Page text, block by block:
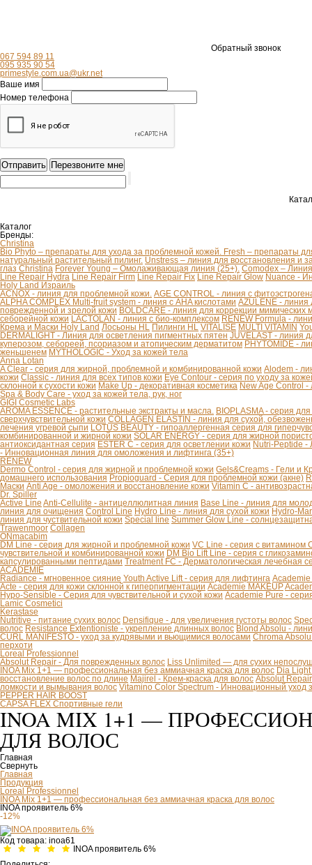
Обратный звонок
067 594 89 11
095 935 90 54
primestyle.com.ua@ukr.net
Ваше имя
Номер телефона
Каталог
Бренды:
Christina
Bio Phyto – препараты для ухода за проблемной кожей. Fresh – препараты
натуральный растительный пилинг. Unstress – линия для восстановления и
глаз Christina Forever Young – Омолаживающая линия (25+). Comodex –
Line Repair Hydra Line Repair Firm Line Repair Fix Line Repair Glow Nuance -
Holy Land Израиль
ACNOX - линия для проблемной кожи. AGE CONTROL - линия с
ALPHA COMPLEX Multi-fruit system - линия с AHA кислотами AZULENE - линия
поврежденной и зрелой кожи BOLDCARE - линия для коррекции мимических
себорейной кожи LACTOLAN - линия с био-комплексом RENEW Formula -
Крема и Маски Holy Land Лосьоны HL Пилинги HL VITALISE MULTI VITAMIN
DERMALIGHT - Линия для осветления пигментных пятен JUVELAST - линия
куперозом, себореей, псориазом и атопическим дерматитом PHYTOMIDE -
женьшенем MYTHOLOGIC - Уход за кожей тела
Anna Lotan
A Clear - серия для жирной, проблемной и комбинированной кожи Alodem -
кожи Classic - линия для всех типов кожи Eye Contour - серия по уходу за
склонной к сухости кожи Make Up - декоративная косметика New Age Control
Spa & Body Care - уход за кожей тела, рук, ног
GIGI Cosmetic Labs
AROMA ESSENCE - растительные экстракты и масла. BIOPLASMA - серия
сверхчувствительной кожи COLLAGEN ELASTIN - линия для сухой,
лечения угревой сыпи LOTUS BEAUTY - гипоаллергенная серия для
комбинированной и жирной кожи SOLAR ENERGY - серия для жирной
антиоксидантная серия ESTER C - серия для осветлении кожи Nutri-Peptide -
- Инновационная линия для омоложения и лифтинга (35+)
RENEW
Dermo Control - серия для жирной и проблемной кожи Gels&Creams - Гели и
домашнего использования Propioguard - Серия для проблемной кожи (акне)
Маски Anti Age - омоложения и восстановление кожи Vitamin C -
Dr. Spiller
Active Line Anti-Cellulite - антицеллюлитная линия Base Line - линия для
линия для очищения Control Line Hydro Line - линия для сухой кожи Hydro-
линия для чуствительной кожи Special line Summer Glow Line -
Trawenmoor Collagen
ONmacabim
DM Line - серия для жирной и проблемной кожи VC Line - серия с витамином
чувствительной и комбинированной кожи DM Bio Lift Line - cерия с
капсулированными пептидами Treatment FC - Дерматологическая лечебная
ACADEMIE
Radiance - мгновенное сияние Youth Active Lift - серия для лифтинга
Acte - серия для кожи склонной к гиперпигментации Academie MAKEUP
Hypo-Sensible - Серия для чувствительной и сухой кожи Academie Pure -
Lamic Cosmetici
Kerastase
Nutritive - питание сухих волос Densifique - для увеличения густоты волос
волос Resistance Extentioniste - укрепление длинных волос Blond Absolu -
CURL MANIFESTO - уход за кудрявыми и вьющимися волосами Chroma
перхоти
Loreal Professionnel
Absolut Repair - Для поврежденных волос Liss Unlimited — для сухих
INOA Mix 1+1 — профессиональная без аммиачная краска для волос Dia
восстановление волос по длине Majirel - Крем-краска для волос Absolut
ломкости и вымывания волос Vitamino Color Spectrum - Инновационный уход
PEPPER HAIR BOOST
CAPSA FLEX Спортивные гели
INOA MIX 1+1 —
ДЛЯ ВОЛОС
Главная
Свернуть
Главная
Продукция
Loreal Professionnel
INOA Mix 1+1 — профессиональная без аммиачная краска для волос
INOA проявитель 6%
-12%
Код товара: inoa61
INOA проявитель 6%